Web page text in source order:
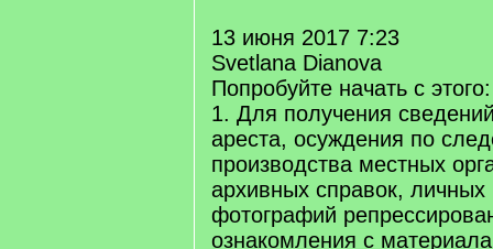
13 июня 2017 7:23
Svetlana Dianova
Попробуйте начать с этого:
1. Для получения
ареста, осуждения по
производства местных
архивных справок,
фотографий
ознакомления с